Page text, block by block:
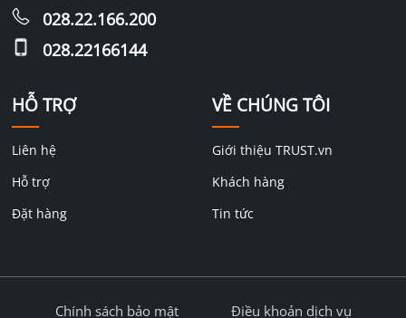
HỖ TRỢ
Liên hệ
Hỗ trợ
Đặt hàng
VỀ CHÚNG TÔI
Giới thiệu TRUST.vn
Khách hàng
Tin tức
028.22.166.200
028.22166144
Chính sách bảo mật Điều khoản dịch vụ